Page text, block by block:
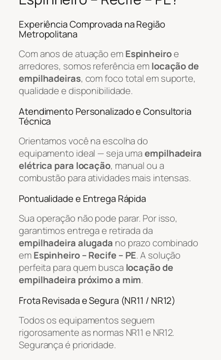
Experiência Comprovada na Região
Metropolitana
Com anos de atuação emEspinheiroe
arredores, somos referência emlocação de
empilhadeiras, com foco total em suporte,
qualidade e disponibilidade.
Atendimento Personalizado e Consultoria
Técnica
Orientamos você na escolha do
equipamento ideal — seja umaempilhadeira
elétrica para locação, manual ou a
combustão para atividades mais intensas.
Pontualidade e Entrega Rápida
Sua operação não pode parar. Por isso,
garantimos entrega e retirada da
empilhadeira alugada no prazo combinado
emEspinheiro – Recife – PE. A solução
perfeita para quem busca locação de
empilhadeira próximo a mim.
Frota Revisada e Segura (NR11 / NR12)
Todos os equipamentos seguem
rigorosamente as normas NR11 e NR12.
Segurança é prioridade.